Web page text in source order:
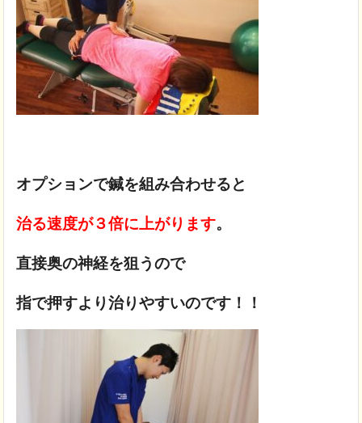
オプションで鍼を組み合わせると
治る速度が３倍に上がります。
直接奥の神経を狙うので
指で押すより治りやすいのです！！